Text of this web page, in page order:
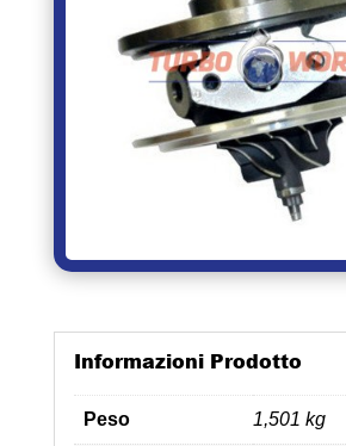
Informazioni Prodotto
Peso 1,501 kg